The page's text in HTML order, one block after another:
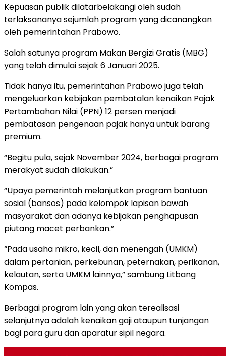
Kepuasan publik dilatarbelakangi oleh sudah
terlaksananya sejumlah program yang dicanangkan
oleh pemerintahan Prabowo.
Salah satunya program Makan Bergizi Gratis (MBG)
yang telah dimulai sejak 6 Januari 2025.
Tidak hanya itu, pemerintahan Prabowo juga telah
mengeluarkan kebijakan pembatalan kenaikan Pajak
Pertambahan Nilai (PPN) 12 persen menjadi
pembatasan pengenaan pajak hanya untuk barang
premium.
“Begitu pula, sejak November 2024, berbagai program
merakyat sudah dilakukan.”
“Upaya pemerintah melanjutkan program bantuan
sosial (bansos) pada kelompok lapisan bawah
masyarakat dan adanya kebijakan penghapusan
piutang macet perbankan.”
“Pada usaha mikro, kecil, dan menengah (UMKM)
dalam pertanian, perkebunan, peternakan, perikanan,
kelautan, serta UMKM lainnya,” sambung Litbang
Kompas.
Berbagai program lain yang akan terealisasi
selanjutnya adalah kenaikan gaji ataupun tunjangan
bagi para guru dan aparatur sipil negara.